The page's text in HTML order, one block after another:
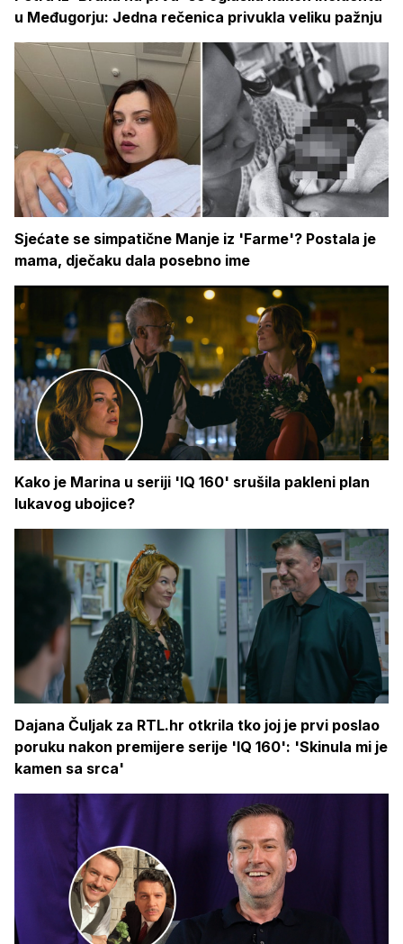
u Međugorju: Jedna rečenica privukla veliku pažnju
Sjećate se simpatične Manje iz 'Farme'? Postala je
mama, dječaku dala posebno ime
Kako je Marina u seriji 'IQ 160' srušila pakleni plan
lukavog ubojice?
Dajana Čuljak za RTL.hr otkrila tko joj je prvi poslao
poruku nakon premijere serije 'IQ 160': 'Skinula mi je
kamen sa srca'